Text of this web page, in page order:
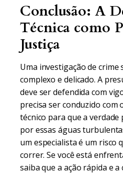
Conclusão: A
Técnica como
Justiça
Uma investigação de
complexo e delicado. A
deve ser defendida com
precisa ser conduzido com
técnico para que a verdade
por essas águas
um especialista é um risco
correr. Se você está
saiba que a ação rápida e